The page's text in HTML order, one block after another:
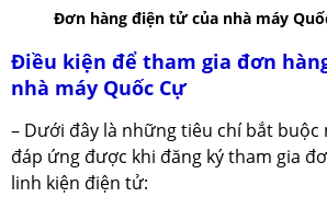
Đơn hàng điện tử của nhà máy
Điều kiện để tham gia đơn
nhà máy Quốc Cự
– Dưới đây là những tiêu chí bắt buộc
đáp ứng được khi đăng ký tham gia
linh kiện điện tử: